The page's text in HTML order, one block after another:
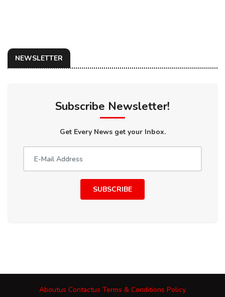
NEWSLETTER
Subscribe Newsletter!
Get Every News get your Inbox.
SUBSCRIBE
Aboutus Contactus Terms & Conditions Policy